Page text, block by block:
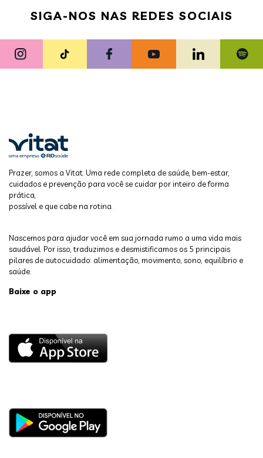
SIGA-NOS NAS REDES SOCIAIS
Prazer, somos a Vitat. Uma rede completa de saúde, bem-estar,
cuidados e prevenção para você se cuidar por inteiro de forma
prática,
possível e que cabe na rotina.
Nascemos para ajudar você em sua jornada rumo a uma vida mais
saudável. Por isso, traduzimos e desmistificamos os 5 principais
pilares de autocuidado: alimentação, movimento, sono, equilíbrio e
saúde.
Baixe o app